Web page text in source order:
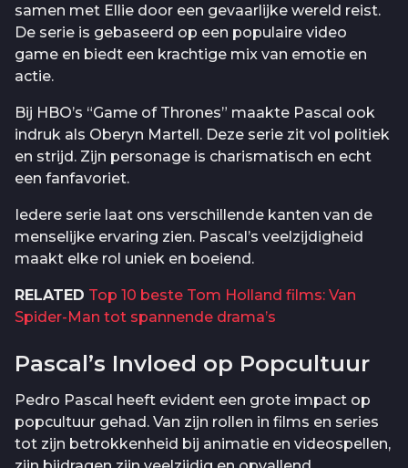
samen met Ellie door een gevaarlijke wereld reist.
De serie is gebaseerd op een populaire video
game en biedt een krachtige mix van emotie en
actie.
Bij HBO’s “Game of Thrones” maakte Pascal ook
indruk als Oberyn Martell. Deze serie zit vol politiek
en strijd. Zijn personage is charismatisch en echt
een fanfavoriet.
Iedere serie laat ons verschillende kanten van de
menselijke ervaring zien. Pascal’s veelzijdigheid
maakt elke rol uniek en boeiend.
RELATED Top 10 beste Tom Holland films: Van
Spider-Man tot spannende drama’s
Pascal’s Invloed op Popcultuur
Pedro Pascal heeft evident een grote impact op
popcultuur gehad. Van zijn rollen in films en series
tot zijn betrokkenheid bij animatie en videospellen,